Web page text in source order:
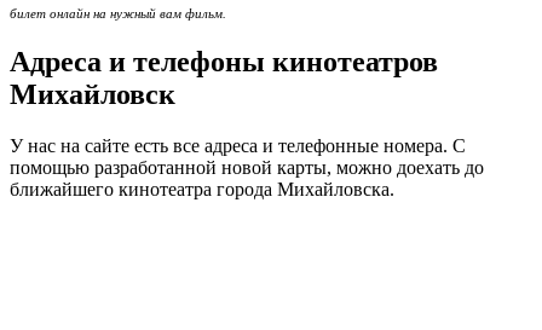
билет онлайн на нужный вам фильм.
Адреса и телефоны кинотеатров
Михайловск
У нас на сайте есть все адреса и телефонные номера. С
помощью разработанной новой карты, можно доехать до
ближайшего кинотеатра города Михайловска.